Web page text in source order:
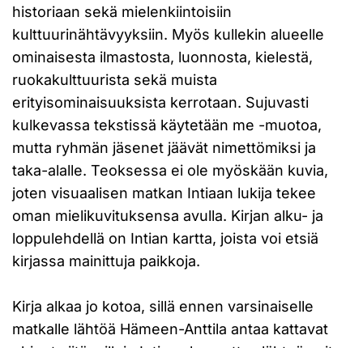
historiaan sekä mielenkiintoisiin
kulttuurinähtävyyksiin. Myös kullekin alueelle
ominaisesta ilmastosta, luonnosta, kielestä,
ruokakulttuurista sekä muista
erityisominaisuuksista kerrotaan. Sujuvasti
kulkevassa tekstissä käytetään me -muotoa,
mutta ryhmän jäsenet jäävät nimettömiksi ja
taka-alalle. Teoksessa ei ole myöskään kuvia,
joten visuaalisen matkan Intiaan lukija tekee
oman mielikuvituksensa avulla. Kirjan alku- ja
loppulehdellä on Intian kartta, joista voi etsiä
kirjassa mainittuja paikkoja.
Kirja alkaa jo kotoa, sillä ennen varsinaiselle
matkalle lähtöä Hämeen-Anttila antaa kattavat